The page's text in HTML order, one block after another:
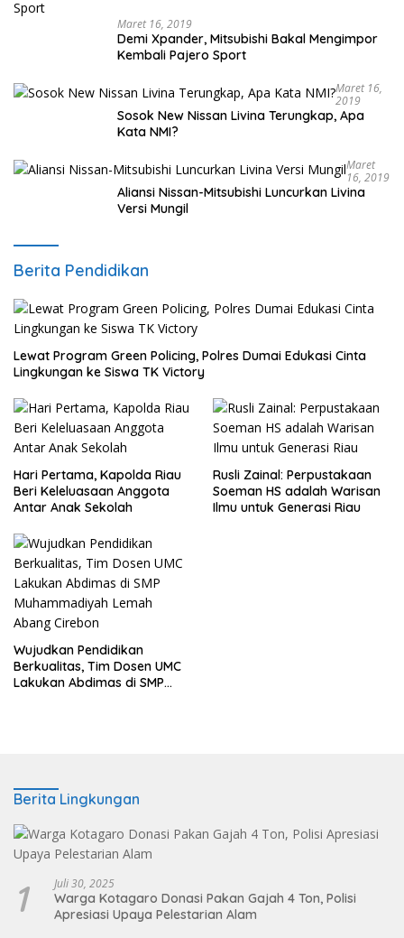
Maret 16, 2019
Demi Xpander, Mitsubishi Bakal Mengimpor
Kembali Pajero Sport
Maret 16,
2019
Sosok New Nissan Livina Terungkap, Apa
Kata NMI?
Maret
16, 2019
Aliansi Nissan-Mitsubishi Luncurkan Livina
Versi Mungil
Berita Pendidikan
Lewat Program Green Policing, Polres Dumai Edukasi Cinta
Lingkungan ke Siswa TK Victory
Hari Pertama, Kapolda Riau
Beri Keleluasaan Anggota
Antar Anak Sekolah
Rusli Zainal: Perpustakaan
Soeman HS adalah Warisan
Ilmu untuk Generasi Riau
Wujudkan Pendidikan
Berkualitas, Tim Dosen UMC
Lakukan Abdimas di SMP
Berita Lingkungan
1 Juli 30, 2025
Warga Kotagaro Donasi Pakan Gajah 4 Ton, Polisi
Apresiasi Upaya Pelestarian Alam